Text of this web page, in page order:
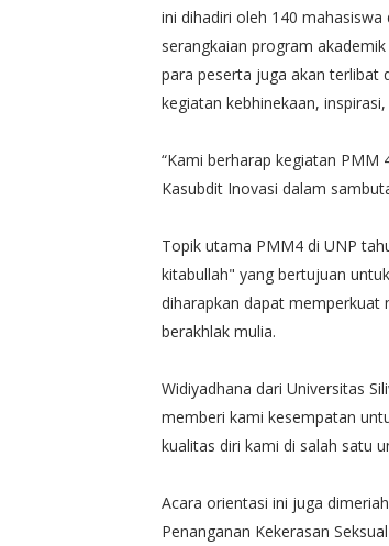
ini dihadiri oleh 140
serangkaian program
para peserta juga akan terlibat
kegiatan kebhinekaan,
“Kami berharap kegiatan PMM
Kasubdit Inovasi dalam
Topik utama PMM4 di UNP
kitabullah" yang bertujuan
diharapkan dapat memperkuat
berakhlak mulia.
Widiyadhana dari Universitas
memberi kami kesempatan
kualitas diri kami di salah satu
Acara orientasi ini juga
Penanganan Kekerasan